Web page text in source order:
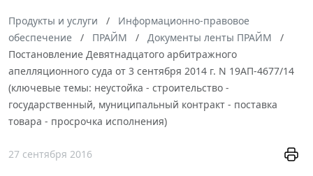
Продукты и услуги
Информационно-правовое
обеспечение
ПРАЙМ
Документы ленты ПРАЙМ
Постановление Девятнадцатого арбитражного
апелляционного суда от 3 сентября 2014 г. N 19АП-4677/14
(ключевые темы: неустойка - строительство -
государственный, муниципальный контракт - поставка
товара - просрочка исполнения)
27 сентября 2016